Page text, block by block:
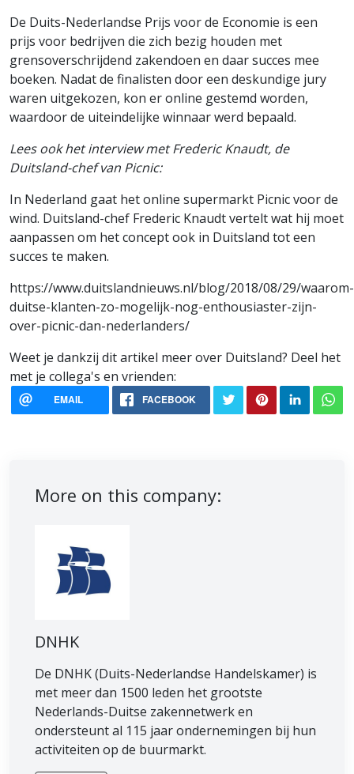
De Duits-Nederlandse Prijs voor de Economie is een
prijs voor bedrijven die zich bezig houden met
grensoverschrijdend zakendoen en daar succes mee
boeken. Nadat de finalisten door een deskundige jury
waren uitgekozen, kon er online gestemd worden,
waardoor de uiteindelijke winnaar werd bepaald.
Lees ook het interview met Frederic Knaudt, de
Duitsland-chef van Picnic:
In Nederland gaat het online supermarkt Picnic voor de
wind. Duitsland-chef Frederic Knaudt vertelt wat hij moet
aanpassen om het concept ook in Duitsland tot een
succes te maken.
https://www.duitslandnieuws.nl/blog/2018/08/29/waarom-
duitse-klanten-zo-mogelijk-nog-enthousiaster-zijn-
over-picnic-dan-nederlanders/
Weet je dankzij dit artikel meer over Duitsland? Deel het
met je collega's en vrienden:
EMAIL FACEBOOK
More on this company:
DNHK
De DNHK (Duits-Nederlandse Handelskamer) is
met meer dan 1500 leden het grootste
Nederlands-Duitse zakennetwerk en
ondersteunt al 115 jaar ondernemingen bij hun
activiteiten op de buurmarkt.